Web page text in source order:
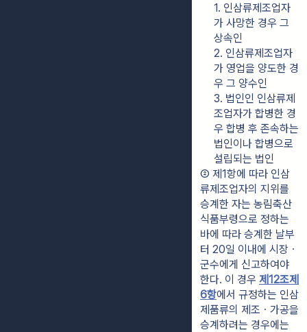
1. 인삼류제조업자
가 사망한 경우 그
상속인
2. 인삼류제조업자
가 영업을 양도한 경
우 그 양수인
3. 법인인 인삼류제
조업자가 합병한 경
우 합병 후 존속하는
법인이나 합병으로
설립되는 법인
② 제1항에 따라 인삼
류제조업자의 지위를
승계한 자는 농림축산
식품부령으로 정하는
바에 따라 승계한 날부
터 20일 이내에 시장ㆍ
군수에게 신고하여야
한다. 이 경우 제12조제
6항에서 규정하는 인삼
제품류의 제조ㆍ가공을
승계하려는 경우에는